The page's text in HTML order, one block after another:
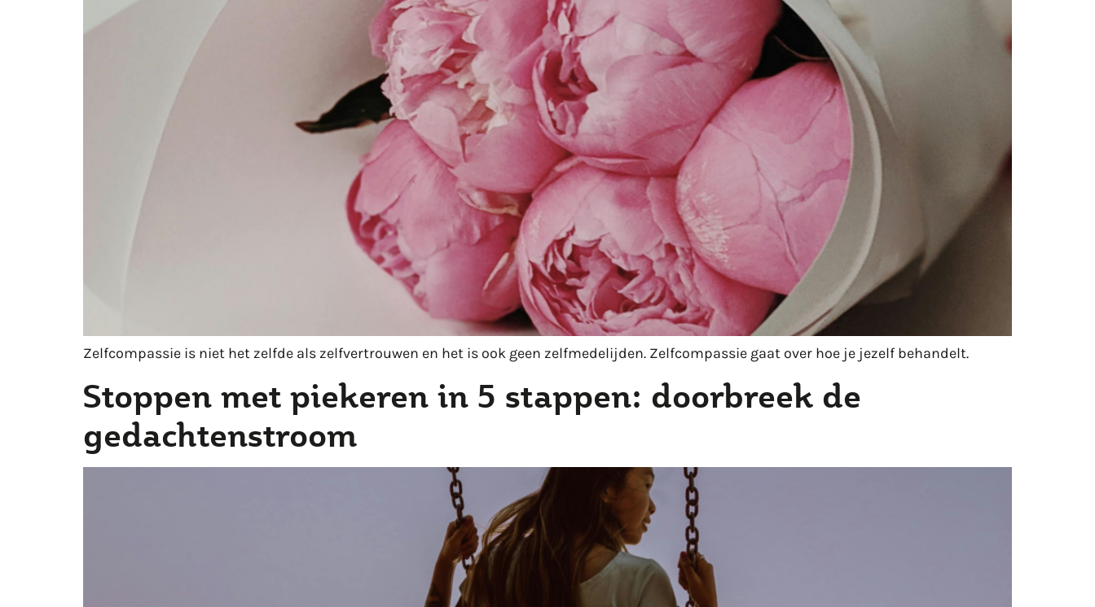
Zelfcompassie is niet het zelfde als zelfvertrouwen en het is ook geen zelfmedelijden. Zelfcompassie gaat over hoe je jezelf behandelt.
Stoppen met piekeren in 5 stappen: doorbreek de
gedachtenstroom